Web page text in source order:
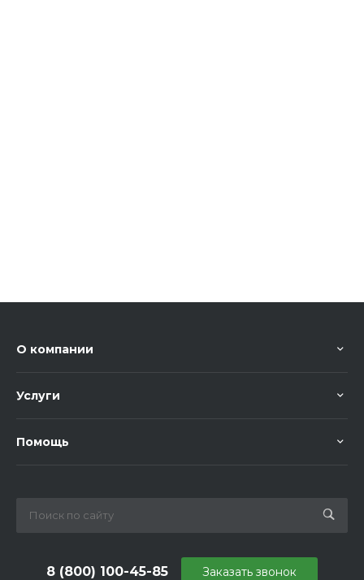
О компании
Услуги
Помощь
8 (800) 100-45-85 Заказать звонок